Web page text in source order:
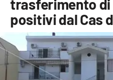
Cronaca
Politica
Attualità
trasferimento
positivi dal Cas